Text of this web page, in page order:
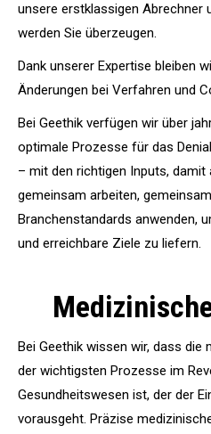
unsere erstklassigen Abrechner
werden Sie überzeugen.
Dank unserer Expertise bleiben
Änderungen bei Verfahren und
Bei Geethik verfügen wir über
optimale Prozesse für das
– mit den richtigen Inputs, damit
gemeinsam arbeiten,
Branchenstandards anwenden,
und erreichbare Ziele zu liefern.
Bei Geethik wissen wir, dass die
der wichtigsten Prozesse im
Gesundheitswesen ist, der der
vorausgeht. Präzise